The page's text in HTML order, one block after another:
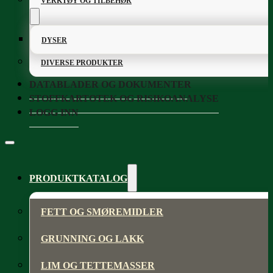
DYSER
DIVERSE PRODUKTER
DATABLADER OG DOKUMENTER
STOFFKARTOTEK OG RISIKOANALYSE
LOGG INN
PRODUKTKATALOG
FETT OG SMØREMIDLER
GRUNNING OG LAKK
LIM OG TETTEMASSER